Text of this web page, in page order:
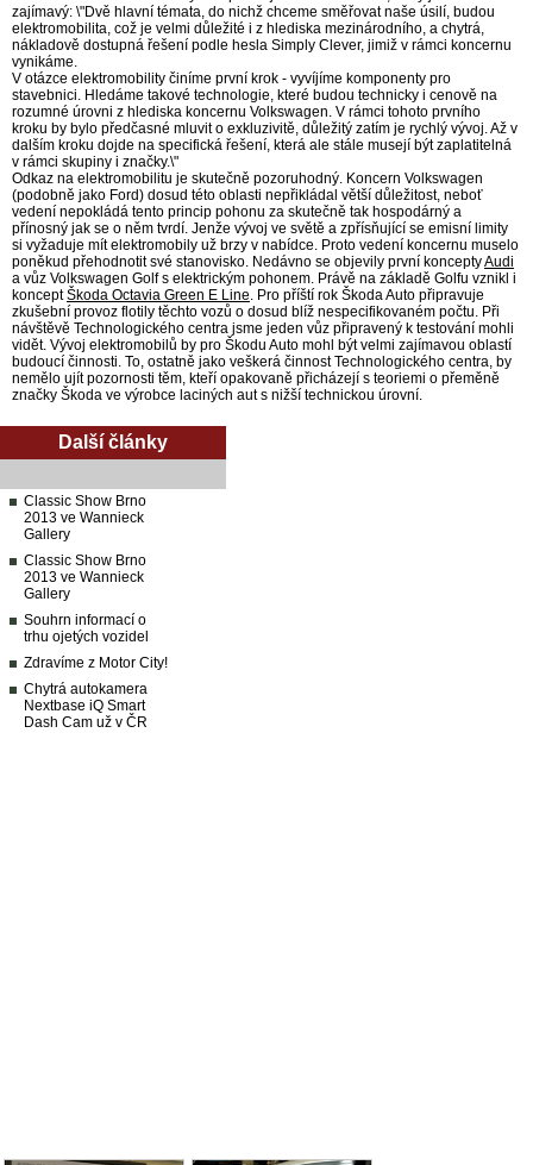
zajímavý: \"Dvě hlavní témata, do nichž chceme směřovat naše úsilí, budou
elektromobilita, což je velmi důležité i z hlediska mezinárodního, a chytrá,
nákladově dostupná řešení podle hesla Simply Clever, jimiž v rámci koncernu
vynikáme.
V otázce elektromobility činíme první krok - vyvíjíme komponenty pro
stavebnici. Hledáme takové technologie, které budou technicky i cenově na
rozumné úrovni z hlediska koncernu Volkswagen. V rámci tohoto prvního
kroku by bylo předčasné mluvit o exkluzivitě, důležitý zatím je rychlý vývoj. Až v
dalším kroku dojde na specifická řešení, která ale stále musejí být zaplatitelná
v rámci skupiny i značky.\"
Odkaz na elektromobilitu je skutečně pozoruhodný. Koncern Volkswagen
(podobně jako Ford) dosud této oblasti nepřikládal větší důležitost, neboť
vedení nepokládá tento princip pohonu za skutečně tak hospodárný a
přínosný jak se o něm tvrdí. Jenže vývoj ve světě a zpřísňující se emisní limity
si vyžaduje mít elektromobily už brzy v nabídce. Proto vedení koncernu muselo
poněkud přehodnotit své stanovisko. Nedávno se objevily první konceptyAudi
a vůz Volkswagen Golf s elektrickým pohonem. Právě na základě Golfu vznikl i
konceptŠkoda Octavia Green E Line. Pro příští rok Škoda Auto připravuje
zkušební provoz flotily těchto vozů o dosud blíž nespecifikovaném počtu. Při
návštěvě Technologického centra jsme jeden vůz připravený k testování mohli
vidět. Vývoj elektromobilů by pro Škodu Auto mohl být velmi zajímavou oblastí
budoucí činnosti. To, ostatně jako veškerá činnost Technologického centra, by
nemělo ujít pozornosti těm, kteří opakovaně přicházejí s teoriemi o přeměně
značky Škoda ve výrobce laciných aut s nižší technickou úrovní.
Další články
Classic Show Brno
2013 ve Wannieck
Gallery
Classic Show Brno
2013 ve Wannieck
Gallery
Souhrn informací o
trhu ojetých vozidel
Zdravíme z Motor City!
Chytrá autokamera
Nextbase iQ Smart
Dash Cam už v ČR